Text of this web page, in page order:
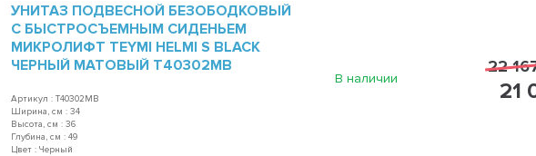
УНИТАЗ ПОДВЕСНОЙ БЕЗОБОДКОВЫЙ
С БЫСТРОСЪЕМНЫМ СИДЕНЬЕМ
МИКРОЛИФТ TEYMI HELMI S BLACK
ЧЕРНЫЙ МАТОВЫЙ T40302MB
Артикул : T40302MB
Ширина, см : 34
Высота, см : 36
Глубина, см : 49
Цвет : Черный
В наличии
22
21